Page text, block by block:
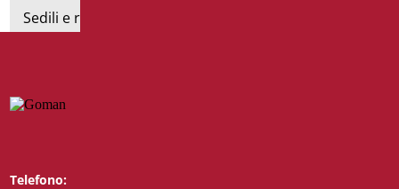
Sedili e rialzi WC
Telefono: